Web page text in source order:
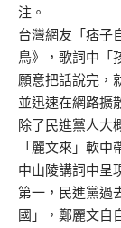
注。
台灣網友「痞子
鳥》，歌詞中「
願意把話說完，
並迅速在網路擴
除了民進黨人大
「麗文來」軟
中山陵講詞中呈
第一，民進黨過
國」，鄭麗文自